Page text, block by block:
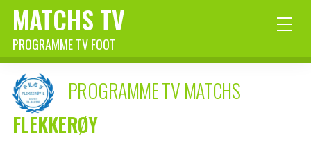
MATCHS TV
PROGRAMME TV FOOT
PROGRAMME TV MATCHS
FLEKKERØY